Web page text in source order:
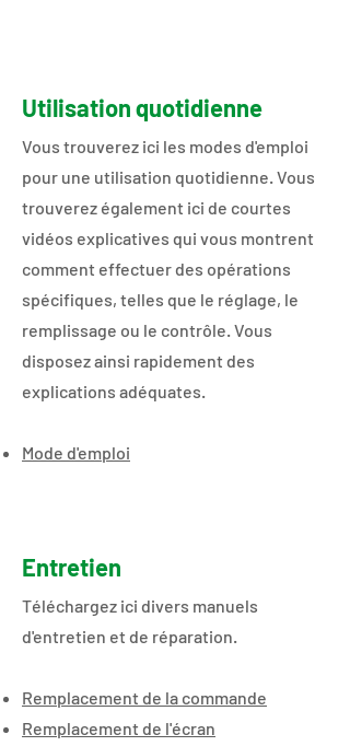
Utilisation quotidienne
​​​​​Vous trouverez ici les modes d'emploi
pour une utilisation quotidienne. Vous
trouverez également ici de courtes
vidéos explicatives qui vous montrent
comment effectuer des opérations
spécifiques, telles que le réglage, le
remplissage ou le contrôle. Vous
disposez ainsi rapidement des
explications adéquates.
Mode d'emploi
Entretien
​​​​​Téléchargez ici divers manuels
d'entretien et de réparation.
Remplacement de la commande
Remplacement de l'écran